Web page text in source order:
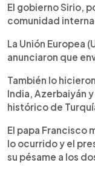
El gobierno Sirio,
comunidad
La Unión Europea
anunciaron que
También lo
India, Azerbaiyán
histórico de
El papa Francisco
lo ocurrido y el
su pésame a los